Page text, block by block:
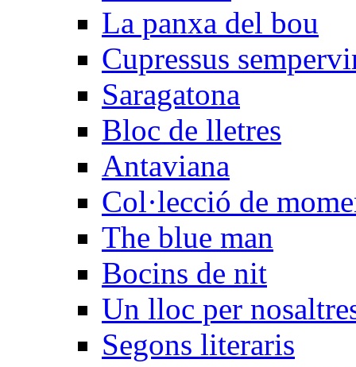
La panxa del bou
Cupressus
Saragatona
Bloc de lletres
Antaviana
Col·lecció de
The blue man
Bocins de nit
Un lloc per
Segons literaris